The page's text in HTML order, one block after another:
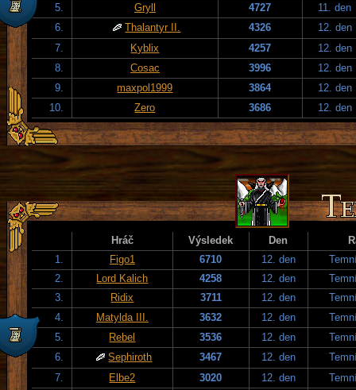
5.
Gryll 4727
11. den
6.
Thalantyr II. 4326
12. den
7.
Kyblix 4257
12. den
8.
Cosac 3996
12. den
9.
maxpol1999 3864
12. den
10.
Zero 3686 12. den
Hráč Výsledek Den
1.
Figo1 6710 12. den
2.
Lord Kalich 4258 12. den
3.
Ridix 3711 12. den
4.
Matylda III. 3632 12. den
5.
Rebel 3536 12. den
6.
Sephiroth 3467 12. den
7.
Elbe2 3020 12. den